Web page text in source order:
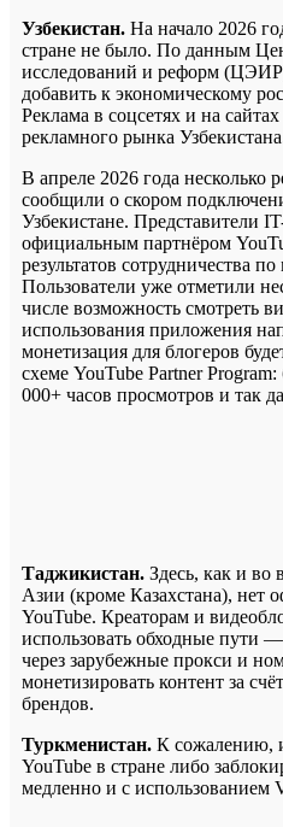
Узбекистан. На начало 2026
стране не было. По данным
исследований и реформ
добавить к экономическому
Реклама в соцсетях и на
рекламного рынка
В апреле 2026 года
сообщили о скором
Узбекистане. Представители
официальным партнёром
результатов сотрудничества
Пользователи уже отметили
числе возможность смотреть
использования приложения
монетизация для блогеров
схеме YouTube Partner
000+ часов просмотров и так
Таджикистан. Здесь, как и во
Азии (кроме Казахстана), нет
YouTube. Креаторам и
использовать обходные пути
через зарубежные прокси и
монетизировать контент за
брендов.
Туркменистан. К сожалению,
YouTube в стране либо
медленно и с использованием